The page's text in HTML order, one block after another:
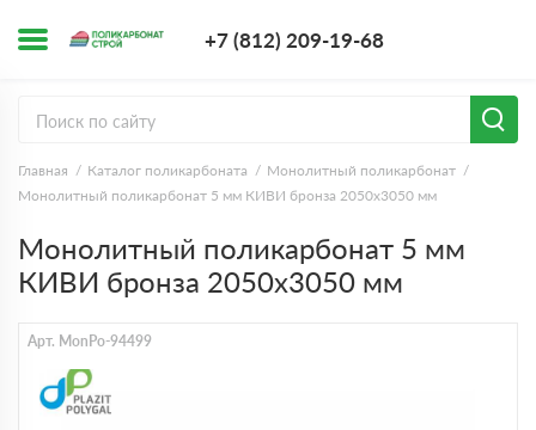
+7 (812) 209-19-68
Главная Каталог поликарбоната
Монолитный поликарбонат
Монолитный поликарбонат 5 мм КИВИ бронза 2050х3050 мм
Монолитный поликарбонат 5 мм
КИВИ бронза 2050х3050 мм
Арт. MonPo-94499